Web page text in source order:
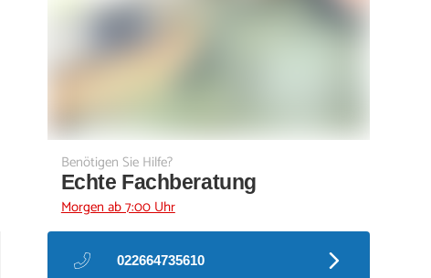
Benötigen Sie Hilfe?
Echte Fachberatung
Morgen ab 7:00 Uhr
022664735610